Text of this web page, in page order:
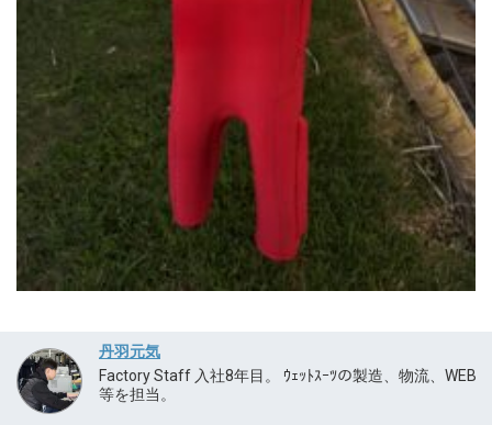
丹羽元気
Factory Staff 入社8年目。 ｳｪｯﾄｽｰﾂの製造、物流、WEB
等を担当。